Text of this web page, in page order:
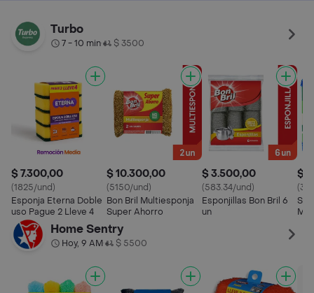
Turbo
7 - 10 min• $ 3500
$ 7.300,00
(1825/und)
Esponja Eterna Doble
uso Pague 2 Lleve 4
$ 10.300,00
(5150/und)
Bon Bril Multiesponja
Super Ahorro
$ 3.500,00
(583.34/und)
Esponjillas Bon Bril 6
un
$
Home Sentry
Hoy, 9 AM• $ 5500